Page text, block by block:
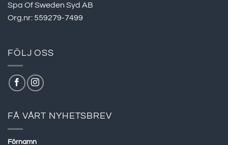
Spa Of Sweden Syd AB
Org.nr: 559279-7499
FÖLJ OSS
FÅ VÅRT NYHETSBREV
Förnamn